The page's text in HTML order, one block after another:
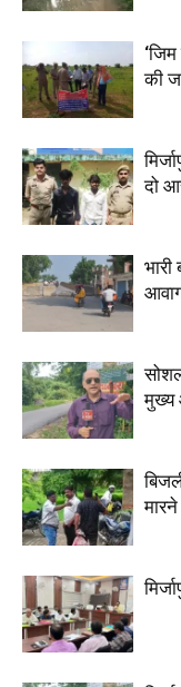
की
दो
मुख्य